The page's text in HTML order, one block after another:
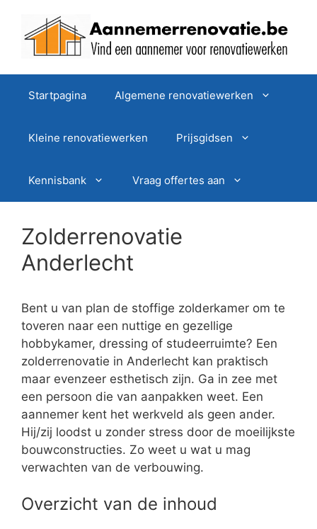
Startpagina Algemene renovatiewerken
Kleine renovatiewerken Prijsgidsen
Kennisbank Vraag offertes aan
Zolderrenovatie
Anderlecht
Bent u van plan de stoffige zolderkamer om te
toveren naar een nuttige en gezellige
hobbykamer, dressing of studeerruimte? Een
zolderrenovatie in Anderlecht kan praktisch
maar evenzeer esthetisch zijn. Ga in zee met
een persoon die van aanpakken weet. Een
aannemer kent het werkveld als geen ander.
Hij/zij loodst u zonder stress door de moeilijkste
bouwconstructies. Zo weet u wat u mag
verwachten van de verbouwing.
Overzicht van de inhoud